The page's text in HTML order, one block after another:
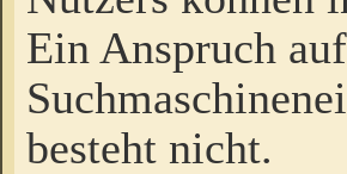
Ein Anspruch
besteht nicht.